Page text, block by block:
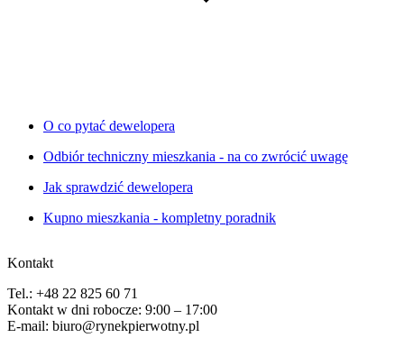
O co pytać dewelopera
Odbiór techniczny mieszkania - na co zwrócić uwagę
Jak sprawdzić dewelopera
Kupno mieszkania - kompletny poradnik
Kontakt
Tel.: +48 22 825 60 71
Kontakt w dni robocze: 9:00 – 17:00
E-mail: biuro@rynekpierwotny.pl